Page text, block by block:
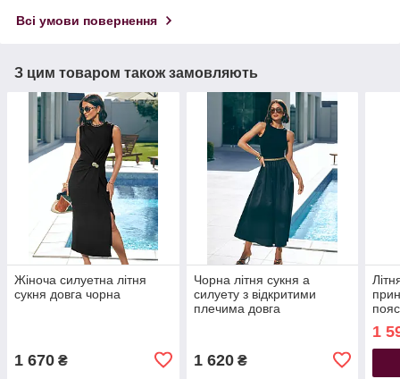
Всі умови повернення
З цим товаром також замовляють
Жіноча силуетна літня
сукня довга чорна
1 670 ₴
Чорна літня сукня а
силуету з відкритими
плечима довга
1 620₴
1